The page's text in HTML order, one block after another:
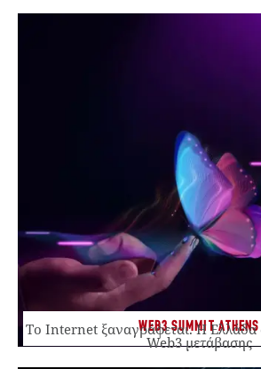
WEB3 SUMMIT ATHENS
Το Internet ξαναγράφεται. Η Ελλάδα
Web3 μετάβασης